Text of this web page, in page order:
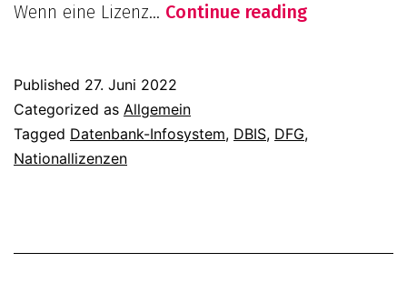
Wenn eine Lizenz… Continue readingWas
Published 27. Juni 2022
Categorized as Allgemein
Tagged Datenbank-Infosystem, DBIS, DFG,
Nationallizenzen